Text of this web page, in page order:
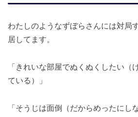
わたしのようなずぼらさんには対局
居してます。
「きれいな部屋でぬくぬくしたい（
ている）」
「そうじは面倒（だからめったにし